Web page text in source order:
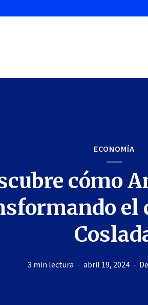
ECONOMÍA
cómo
el
3 min lectura abril 19, 2024